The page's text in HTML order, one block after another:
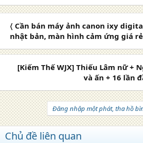
〈 Cần bán máy ảnh canon ixy
nhật bản, màn hình cảm ứng giá rẻ
[Kiếm Thế WJX] Thiếu Lâm nữ +
và ấn + 16 lần
Đăng nhập một phát, tha hồ
Chủ đề liên quan